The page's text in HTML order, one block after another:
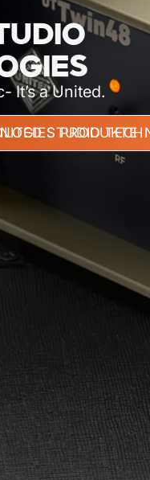
It’s a United.
PRODUKTE
STUDIO